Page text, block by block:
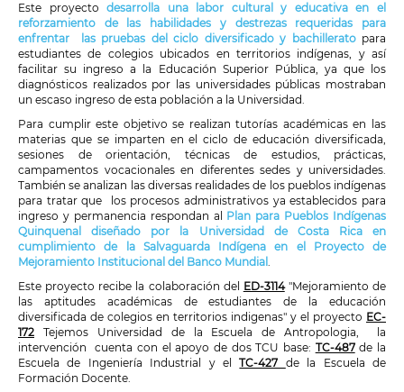
Este proyectodesarrolla una labor cultural y educativa en el
reforzamiento de las habilidades y destrezas requeridas para
enfrentar las pruebas del ciclo diversificado y bachillerato para
estudiantes de colegios ubicados en territorios indígenas, y así
facilitar su ingreso a la Educación Superior Pública, ya que los
diagnósticos realizados por las universidades públicas mostraban
un escaso ingreso de esta población a la Universidad.
Para cumplir este objetivo se realizan tutorías académicas en las
materias que se imparten en el ciclo de educación diversificada,
sesiones de orientación, técnicas de estudios, prácticas,
campamentos vocacionales en diferentes sedes y universidades.
También se analizan las diversas realidades de los pueblos indígenas
para tratar que los procesos administrativos ya establecidos para
ingreso y permanencia respondan al Plan para Pueblos Indígenas
Quinquenal diseñado por la Universidad de Costa Rica en
cumplimiento de la Salvaguarda Indígena en el Proyecto de
Mejoramiento Institucional del Banco Mundial .
Este proyecto recibe la colaboración del ED-3114"Mejoramiento de
las aptitudes académicas de estudiantes de la educación
diversificada de colegios en territorios indigenas" y el proyecto EC-
172 Tejemos Universidad de la Escuela de Antropologia, la
intervención cuenta con el apoyo de dos TCU base: TC-487de la
Escuela de Ingeniería Industrial y elTC-427 de la Escuela de
Formación Docente.